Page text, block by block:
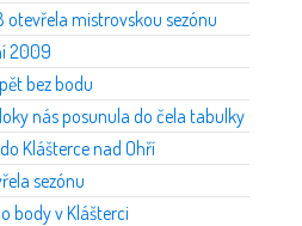
mistrovskou sezónu
2009
bez bodu
nás posunula do čela tabulky
Klášterce nad Ohří
sezónu
body v Klášterci